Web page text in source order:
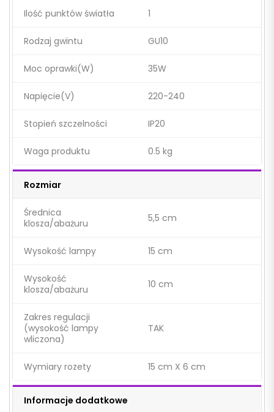
Ilość punktów światła 1
Rodzaj gwintu GU10
Moc oprawki(W) 35W
Napięcie(V) 220-240
Stopień szczelności IP20
Waga produktu 0.5 kg
Rozmiar
Średnica
klosza/abażuru
5,5 cm
Wysokość lampy 15 cm
Wysokość
klosza/abażuru
10 cm
Zakres regulacji
(wysokość lampy
wliczona)
TAK
Wymiary rozety 15 cm X 6 cm
Informacje dodatkowe